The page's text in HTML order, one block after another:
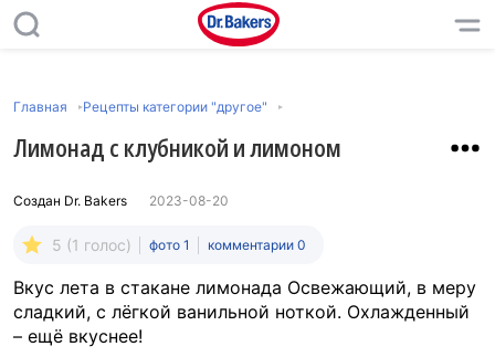
Главная Рецепты категории "другое"
Лимонад с клубникой и лимоном
Создан Dr. Bakers 2023-08-20
5 (1 голос) фото 1 комментарии 0
Вкус лета в стакане лимонада Освежающий, в меру
сладкий, с лёгкой ванильной ноткой. Охлажденный
– ещё вкуснее!